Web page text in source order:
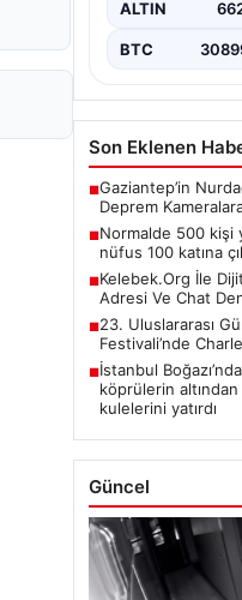
ALTIN
BTC
Son Eklenen
■Gaziantep’in
Deprem Kameralara
■Normalde 500 kişi
nüfus 100 katına
■Kelebek.Org İle
Adresi Ve Chat
■23. Uluslararası
Festivali’nde
■İstanbul
köprülerin
kulelerini yatırdı
Güncel